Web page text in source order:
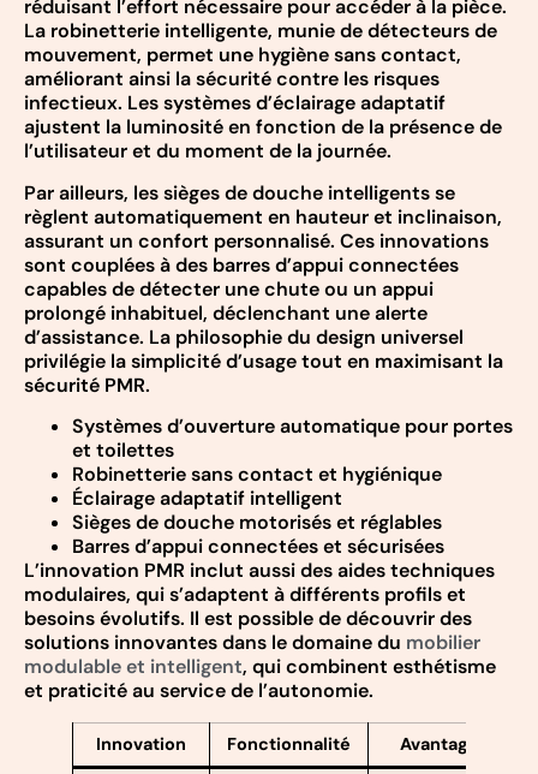
réduisant l’effort nécessaire pour accéder à la pièce.
La robinetterie intelligente, munie de détecteurs de
mouvement, permet une hygiène sans contact,
améliorant ainsi la sécurité contre les risques
infectieux. Les systèmes d’éclairage adaptatif
ajustent la luminosité en fonction de la présence de
l’utilisateur et du moment de la journée.
Par ailleurs, les sièges de douche intelligents se
règlent automatiquement en hauteur et inclinaison,
assurant un confort personnalisé. Ces innovations
sont couplées à des barres d’appui connectées
capables de détecter une chute ou un appui
prolongé inhabituel, déclenchant une alerte
d’assistance. La philosophie du design universel
privilégie la simplicité d’usage tout en maximisant la
sécurité PMR.
Systèmes d’ouverture automatique pour portes
et toilettes
Robinetterie sans contact et hygiénique
Éclairage adaptatif intelligent
Sièges de douche motorisés et réglables
Barres d’appui connectées et sécurisées
L’innovation PMR inclut aussi des aides techniques
modulaires, qui s’adaptent à différents profils et
besoins évolutifs. Il est possible de découvrir des
solutions innovantes dans le domaine du mobilier
modulable et intelligent, qui combinent esthétisme
et praticité au service de l’autonomie.
Innovation Fonctionnalité Avantages